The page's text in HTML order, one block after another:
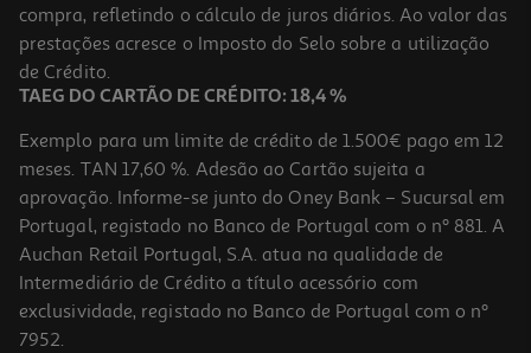
compra, refletindo o cálculo de juros diários. Ao valor das
prestações acresce o Imposto do Selo sobre a utilização
de Crédito.
TAEG DO CARTÃO DE CRÉDITO: 18,4 %
Exemplo para um limite de crédito de 1.500€ pago em 12
meses. TAN 17,60 %. Adesão ao Cartão sujeita a
aprovação. Informe-se junto do Oney Bank – Sucursal em
Portugal, registado no Banco de Portugal com o nº 881. A
Auchan Retail Portugal, S.A. atua na qualidade de
Intermediário de Crédito a título acessório com
exclusividade, registado no Banco de Portugal com o nº
7952.